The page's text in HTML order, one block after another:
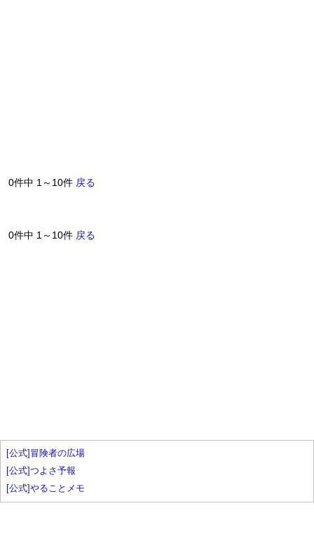
0件中 1～10件 戻る
0件中 1～10件 戻る
[公式]冒険者の広場
[公式]つよさ予報
[公式]やることメモ